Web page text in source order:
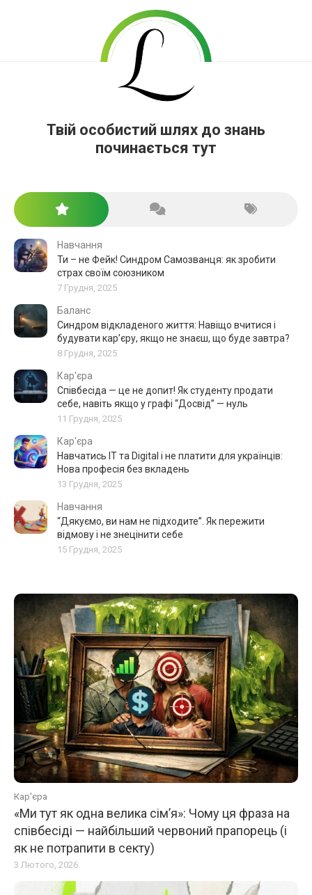
Твій особистий шлях до знань
починається тут
Навчання
Ти – не Фейк! Синдром Самозванця: як зробити
страх своїм союзником
7 Грудня, 2025
Баланс
Синдром відкладеного життя: Навіщо вчитися і
будувати кар’єру, якщо не знаєш, що буде завтра?
8 Грудня, 2025
Кар'єра
Співбесіда — це не допит! Як студенту продати
себе, навіть якщо у графі “Досвід” — нуль
11 Грудня, 2025
Кар'єра
Навчатись IT та Digital і не платити для українців:
Нова професія без вкладень
13 Грудня, 2025
Навчання
“Дякуємо, ви нам не підходите”. Як пережити
відмову і не знецінити себе
15 Грудня, 2025
Кар'єра
«Ми тут як одна велика сім’я»: Чому ця фраза на
співбесіді — найбільший червоний прапорець (і
як не потрапити в секту)
3 Лютого, 2026